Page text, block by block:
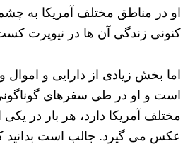
او در مناطق مختلف آمریکا به
کنونی زندگی آن ها در نیوپرت
اما بخش زیادی از دارایی و اموال
است و او در طی سفرهای
مختلف آمریکا دارد، هر بار در یکی
عکس می گیرد. جالب است بدانید